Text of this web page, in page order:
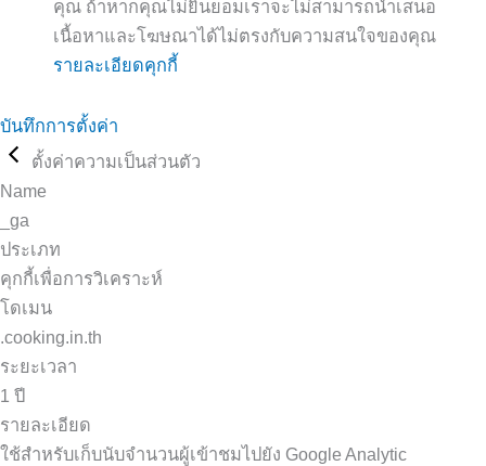
คุณ ถ้าหากคุณไม่ยินยอมเราจะไม่สามารถนำเสนอ
เนื้อหาและโฆษณาได้ไม่ตรงกับความสนใจของคุณ
รายละเอียดคุกกี้
บันทึกการตั้งค่า
ตั้งค่าความเป็นส่วนตัว
Name
_ga
ประเภท
คุกกี้เพื่อการวิเคราะห์
โดเมน
.cooking.in.th
ระยะเวลา
1 ปี
รายละเอียด
ใช้สำหรับเก็บนับจำนวนผู้เข้าชมไปยัง Google Analytic